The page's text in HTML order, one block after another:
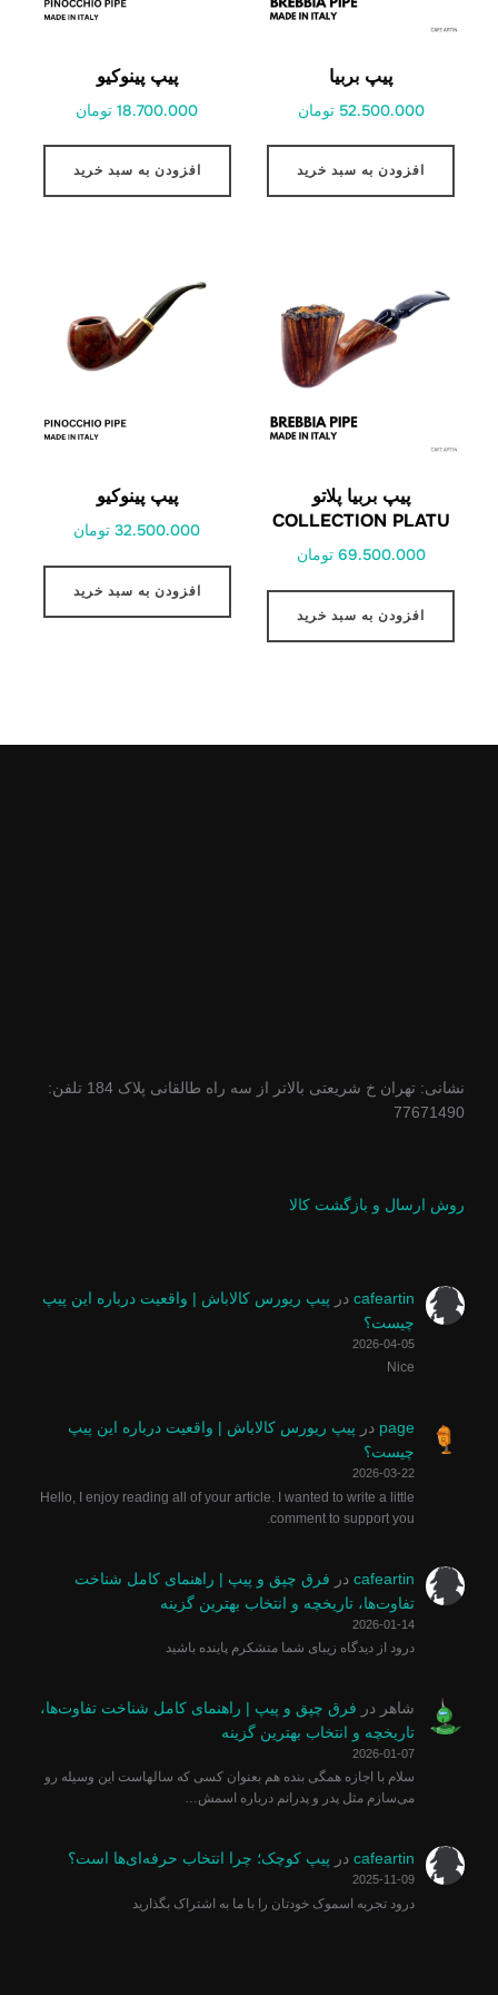
پیپ بربیا
52.500.000 تومان
افزودن به سبد خرید
پیپ پینوکیو
18.700.000 تومان
افزودن به سبد خرید
پیپ بربیا پلاتو
COLLECTION PLATU
69.500.000 تومان
افزودن به سبد خرید
پیپ پینوکیو
32.500.000 تومان
افزودن به سبد خرید
نشانی: تهران خ شریعتی بالاتر از سه راه طالقانی پلاک 184 تلفن:
77671490
روش ارسال و بازگشت کالا
cafeartin در پیپ ریورس کالاباش | واقعیت درباره این پیپ
چیست؟
2026-04-05
Nice
page در پیپ ریورس کالاباش | واقعیت درباره این پیپ
چیست؟
2026-03-22
Hello, I enjoy reading all of your article. I wanted to write a little
comment to support you.
cafeartin در فرق چپق و پیپ | راهنمای کامل شناخت
تفاوت‌ها، تاریخچه و انتخاب بهترین گزینه
2026-01-14
درود از دیدگاه زیبای شما متشکرم پاینده باشید
شاهر در فرق چپق و پیپ | راهنمای کامل شناخت تفاوت‌ها،
تاریخچه و انتخاب بهترین گزینه
2026-01-07
سلام با اجازه همگی بنده هم بعنوان کسی که سالهاست این وسیله رو
می‌سازم مثل پدر و پدرانم درباره اسمش…
cafeartin در پیپ کوچک؛ چرا انتخاب حرفه‌ای‌ها است؟
2025-11-09
درود تجربه اسموک خودتان را با ما به اشتراک بگذارید